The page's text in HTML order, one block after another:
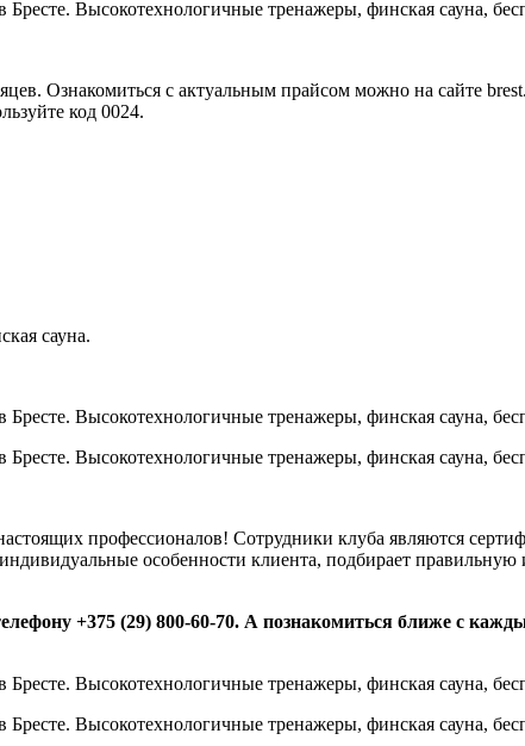
Ознакомиться с актуальным прайсом можно на сайте
код 0024.
сауна.
профессионалов! Сотрудники клуба являются
особенности клиента, подбирает
+375 (29) 800-60-70. А познакомиться ближе с